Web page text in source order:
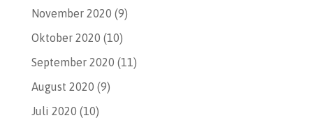
November 2020 (9)
Oktober 2020 (10)
September 2020 (11)
August 2020 (9)
Juli 2020 (10)